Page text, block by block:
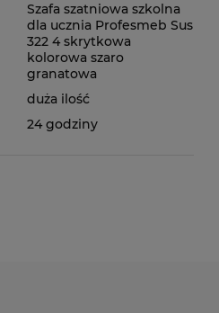
Szafa szatniowa szkolna
dla ucznia Profesmeb Sus
322 4 skrytkowa
kolorowa szaro
granatowa
duża ilość
24 godziny